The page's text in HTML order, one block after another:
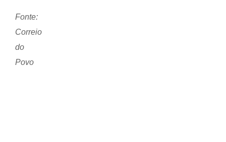
Fonte:
Correio
do
Povo